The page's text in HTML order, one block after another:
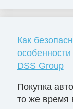
Как
DSS Group
Покупка
то же время